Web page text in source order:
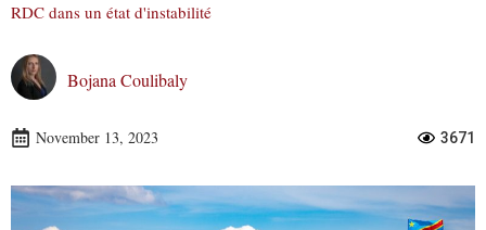
RDC dans un état d'instabilité
Bojana Coulibaly
November 13, 2023 3671